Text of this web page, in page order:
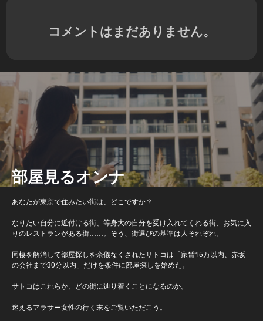
コメントはまだありません。
部屋見るオンナ
あなたが東京で住みたい街は、どこですか？
なりたい自分に近付ける街、等身大の自分を受け入れてくれる街、お気に入
りのレストランがある街……。そう、街選びの基準は人それぞれ。
同棲を解消して部屋探しを余儀なくされたサトコは「家賃15万以内、赤坂
の会社まで30分以内」だけを条件に部屋探しを始めた。
サトコはこれらか、どの街に辿り着くことになるのか。
迷えるアラサー女性の行く末をご覧いただこう。